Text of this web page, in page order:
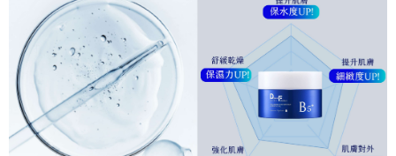
２．關於個人資料處理事宜，請瀏覽以下網址：
https://aftee.tw/terms/#terms3
３．未成年的使用者請事先徵得法定代理人或監護人之同意方可使用
「AFTEE先享後付」，若未經同意申辦者引起之損失，本公司不負相關責
４．使用「AFTEE先享後付」時，將依據個別帳號之用戶狀況，依本公司即
時審查核予不同之上限額度；若仍有額度不足之情形，本公司將視審查結果
請求用戶進行身份認證。
５．嚴禁一人註冊多個帳號或使用他人資訊註冊。若發現惡意使用之情形，
7-11取貨付款
每筆NT$90，滿NT$1,000(含以上)免運費
付款後7-11取貨
每筆NT$90，滿NT$1,000(含以上)免運費
宅配